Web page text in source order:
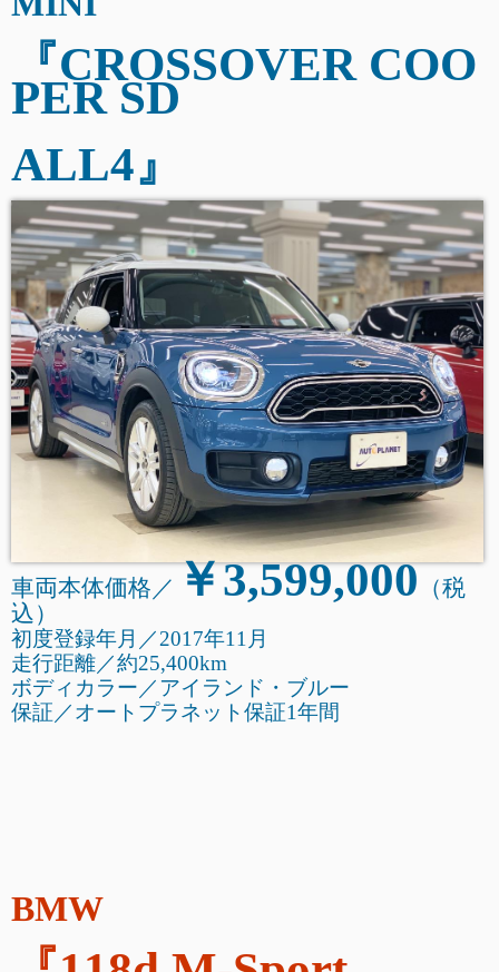
『CROSSOVER COO
PER SD
ALL4』
車両本体価格／￥3,599,000 （税
込）
初度登録年月／2017年11月
走行距離／約25,400km
ボディカラー／アイランド・ブルー
保証／オートプラネット保証1年間
BMW